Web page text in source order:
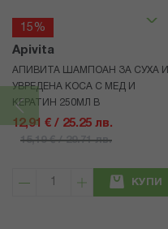
15%
Apivita
АПИВИТА ШАМПОАН ЗА СУХА И
УВРЕДЕНА КОСА С МЕД И
КЕРАТИН 250МЛ В
12,91 € / 25.25 лв.
15,19 € / 29.71 лв.
КУПИ